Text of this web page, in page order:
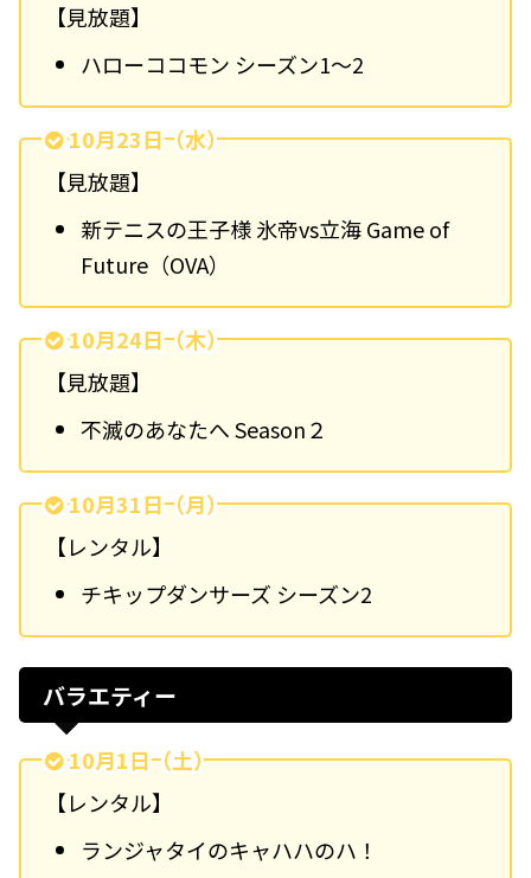
【見放題】
ハローココモン シーズン1～2
10月23日（水）
【見放題】
新テニスの王子様 氷帝vs立海 Game of
Future（OVA）
10月24日（木）
【見放題】
不滅のあなたへ Season２
10月31日（月）
【レンタル】
チキップダンサーズ シーズン2
バラエティー
10月1日（土）
【レンタル】
ランジャタイのキャハハのハ！